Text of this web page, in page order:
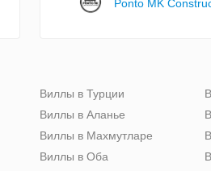
Ponto MK
Виллы в Турции
Виллы в Аланье
Виллы в Махмутларе
Виллы в Оба